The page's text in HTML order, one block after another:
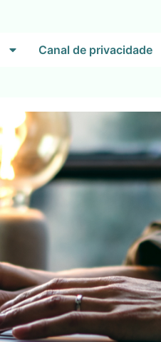
Canal de privacidade